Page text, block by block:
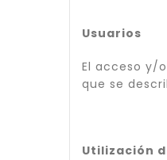
Usuarios
El acceso y/
que se
Utilización